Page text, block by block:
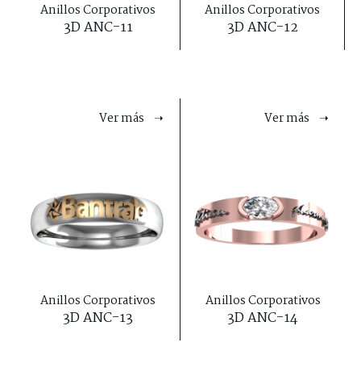
Anillos Corporativos
3D ANC-11
Anillos Corporativos
3D ANC-12
Ver más ➝
Anillos Corporativos
3D ANC-13
Ver más ➝
Anillos Corporativos
3D ANC-14